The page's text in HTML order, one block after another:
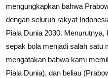
mengungkapkan bahwa
dengan seluruh rakyat
Piala Dunia 2030.
sepak bola menjadi salah satu
mengatakan bahwa kami
Piala Dunia), dan beliau